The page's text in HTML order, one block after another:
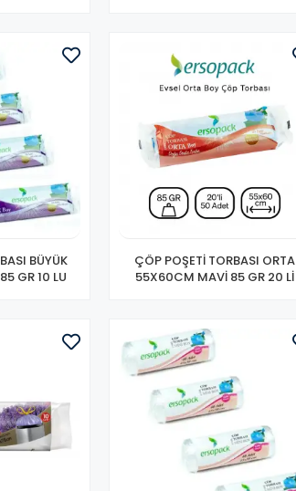
BÜYÜK
GR 10 LU
ÇÖP POŞETİ TORBASI ORTA
55X60CM MAVİ 85 GR 20 Lİ